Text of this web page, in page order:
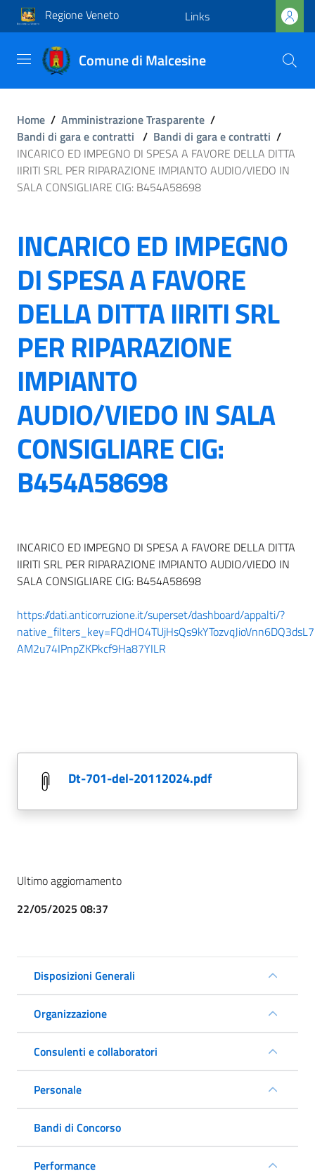
Regione Veneto Links
Comune di Malcesine
Home / Amministrazione Trasparente /
Bandi di gara e contratti / Bandi di gara e contratti /
INCARICO ED IMPEGNO DI SPESA A FAVORE DELLA DITTA
IIRITI SRL PER RIPARAZIONE IMPIANTO AUDIO/VIEDO IN
SALA CONSIGLIARE CIG: B454A58698
INCARICO ED IMPEGNO
DI SPESA A FAVORE
DELLA DITTA IIRITI SRL
PER RIPARAZIONE
IMPIANTO
AUDIO/VIEDO IN SALA
CONSIGLIARE CIG:
B454A58698
INCARICO ED IMPEGNO DI SPESA A FAVORE DELLA DITTA
IIRITI SRL PER RIPARAZIONE IMPIANTO AUDIO/VIEDO IN
SALA CONSIGLIARE CIG: B454A58698
https://dati.anticorruzione.it/superset/dashboard/appalti/?
AM2u74IPnpZKPkcf9Ha87YILR
dt-701-del-20112024.pdf
Ultimo aggiornamento
22/05/2025 08:37
Disposizioni Generali
Organizzazione
Consulenti e collaboratori
Personale
Bandi di Concorso
Performance